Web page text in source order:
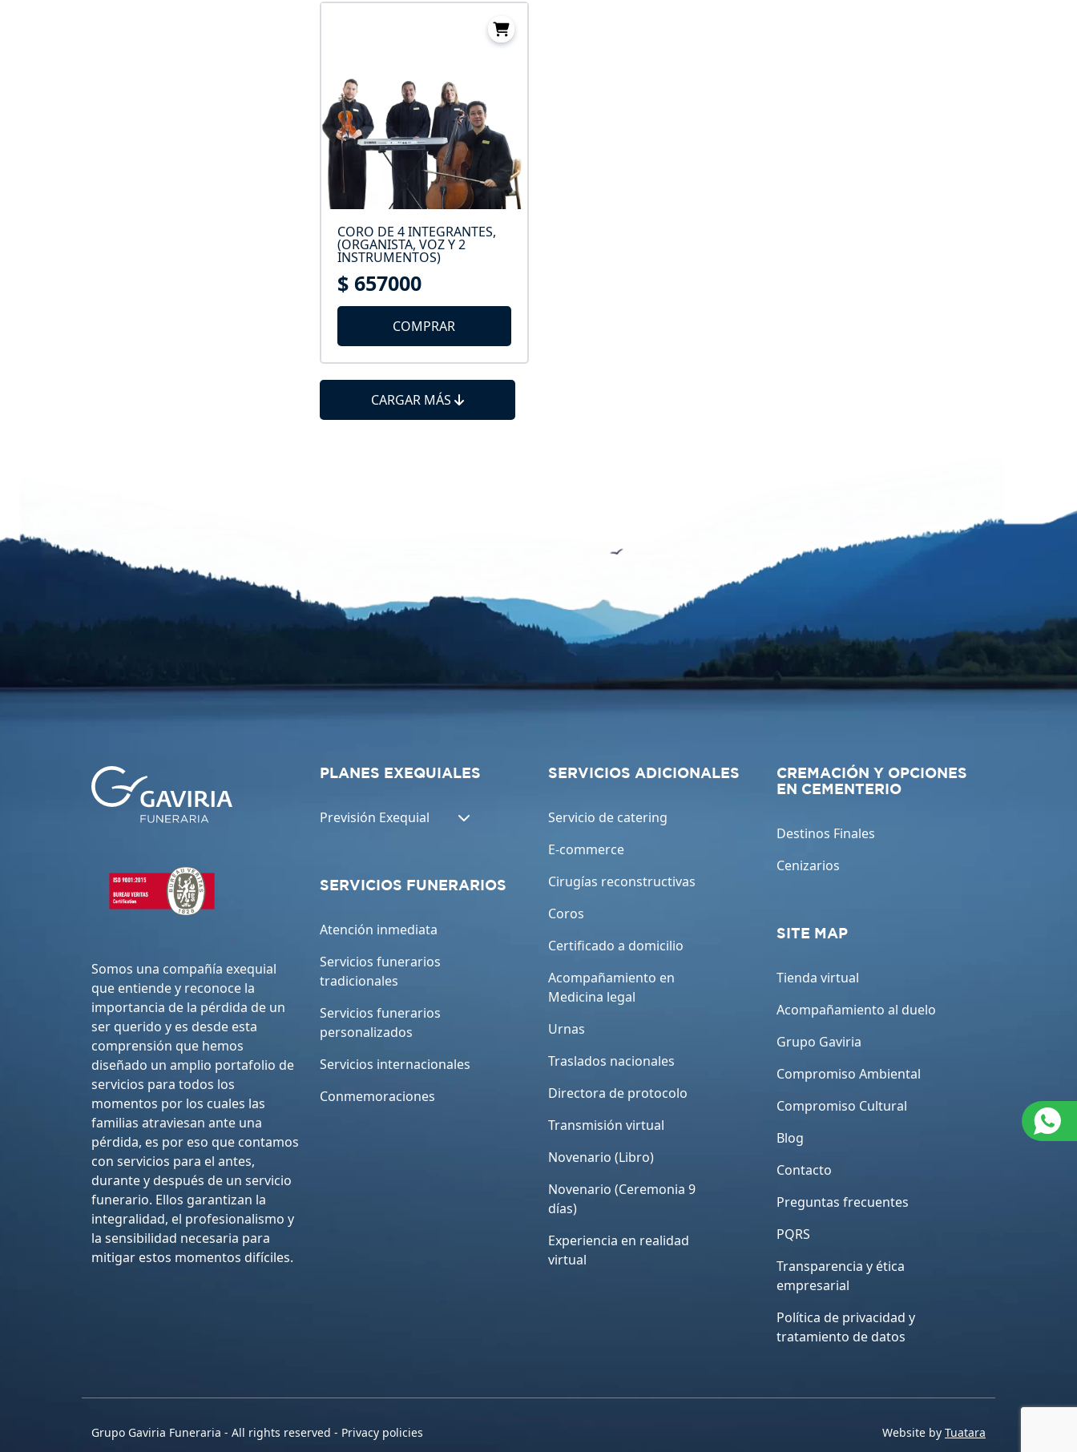
CORO DE 4 INTEGRANTES,
(ORGANISTA, VOZ Y 2
INSTRUMENTOS)
$ 657000
COMPRAR
CARGAR MÁS
Somos una compañía exequial
que entiende y reconoce la
importancia de la pérdida de un
ser querido y es desde esta
comprensión que hemos
diseñado un amplio portafolio de
servicios para todos los
momentos por los cuales las
familias atraviesan ante una
pérdida, es por eso que contamos
con servicios para el antes,
durante y después de un servicio
funerario. Ellos garantizan la
integralidad, el profesionalismo y
la sensibilidad necesaria para
mitigar estos momentos difíciles.
PLANES EXEQUIALES
Previsión Exequial
SERVICIOS FUNERARIOS
Atención inmediata
Servicios funerarios
tradicionales
Servicios funerarios
personalizados
Servicios internacionales
Conmemoraciones
SERVICIOS ADICIONALES
Servicio de catering
E-commerce
Cirugías reconstructivas
Coros
Certificado a domicilio
Acompañamiento en
Medicina legal
Urnas
Traslados nacionales
Directora de protocolo
Transmisión virtual
Novenario (Libro)
Novenario (Ceremonia 9
días)
Experiencia en realidad
virtual
CREMACIÓN Y OPCIONES
EN CEMENTERIO
Destinos Finales
Cenizarios
SITE MAP
Tienda virtual
Acompañamiento al duelo
Grupo Gaviria
Compromiso Ambiental
Compromiso Cultural
Blog
Contacto
Preguntas frecuentes
PQRS
Transparencia y ética
empresarial
Política de privacidad y
tratamiento de datos
Grupo Gaviria Funeraria - All rights reserved - Privacy policies Website by Tuatara